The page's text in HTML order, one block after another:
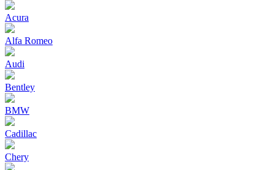
Acura
Alfa Romeo
Audi
Bentley
BMW
Cadillac
Chery